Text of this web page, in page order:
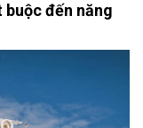
đến năng